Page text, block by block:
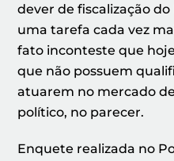
dever de fiscalização
uma tarefa cada vez
fato inconteste que
que não possuem
atuarem no mercado
político, no parecer.
Enquete realizada no